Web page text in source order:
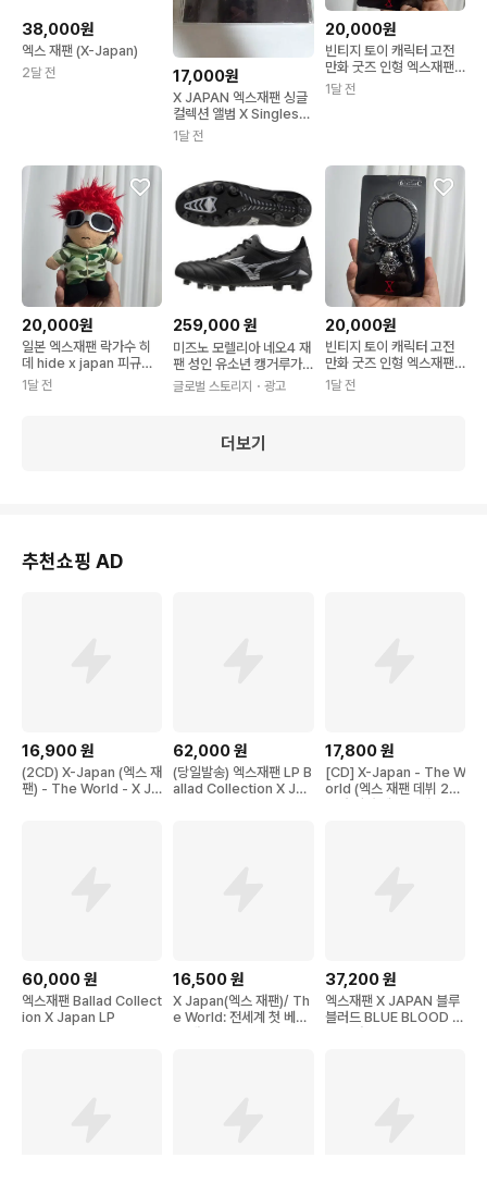
38,000원
엑스 재팬 (X-Japan)
2달 전 17,000원
X JAPAN 엑스재팬 싱글
컬렉션 앨범 X Singles
베스트 음반
1달 전
20,000원
빈티지 토이 캐릭터 고전
만화 굿즈 인형 엑스재팬 x
Japan 열쇠고리
1달 전
20,000원
일본 엑스재팬 락가수 히
데 hide x japan 피규어
인형 굿즈
1달 전
259,000원
미즈노 모렐리아 네오4 재
팬 성인 유소년 캥거루가
죽 경량 최상급 축구화 블
랙x실버
글로벌 스토리지 ・광고
20,000원
빈티지 토이 캐릭터 고전
만화 굿즈 인형 엑스재팬 x
Japan 열쇠고리
1달 전
더보기
추천쇼핑 AD
16,900원
(2CD) X-Japan (엑스 재
팬) - The World - X Ja
62,000원
(당일발송) 엑스재팬 LP B
allad Collection X Jap
17,800원
[CD] X-Japan - The W
orld (엑스 재팬 데뷔 25
60,000원
엑스재팬 Ballad Collect
ion X Japan LP
16,500원
X Japan(엑스 재팬)/ Th
e World: 전세계 첫 베스
37,200원
엑스재팬 X JAPAN 블루
블러드 BLUE BLOOD 앨